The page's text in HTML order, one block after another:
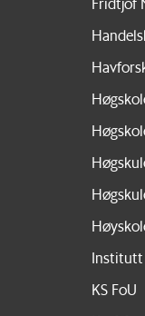
Institutt
KS FoU